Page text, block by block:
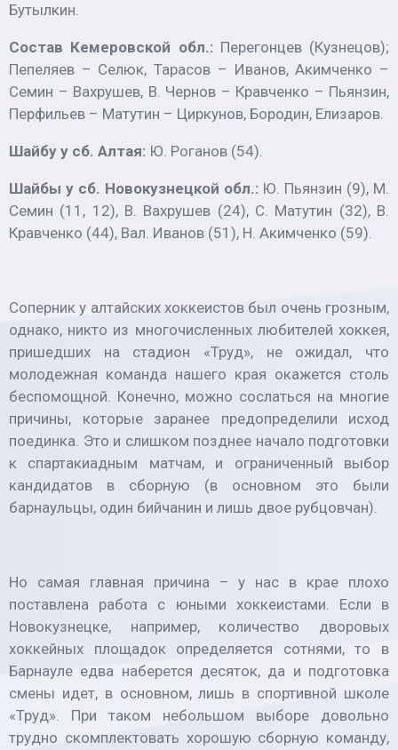
Бутылкин.
Состав Кемеровской обл.:Перегонцев (Кузнецов);
Пепеляев – Селюк, Тарасов – Иванов, Акимченко –
Семин – Вахрушев, В. Чернов – Кравченко – Пьянзин,
Перфильев – Матутин – Циркунов, Бородин, Елизаров.
Шайбу у сб. Алтая: Ю. Роганов (54).
Шайбы у сб. Новокузнецкой обл.:Ю. Пьянзин (9), М.
Семин (11, 12), В. Вахрушев (24), С. Матутин (32), В.
Кравченко (44), Вал. Иванов (51), Н. Акимченко (59).
Соперник у алтайских хоккеистов был очень грозным,
однако, никто из многочисленных любителей хоккея,
пришедших на стадион «Труд», не ожидал, что
молодежная команда нашего края окажется столь
беспомощной. Конечно, можно сослаться на многие
причины, которые заранее предопределили исход
поединка. Это и слишком позднее начало подготовки
к спартакиадным матчам, и ограниченный выбор
кандидатов в сборную (в основном это были
барнаульцы, один бийчанин и лишь двое рубцовчан).
Но самая главная причина – у нас в крае плохо
поставлена работа с юными хоккеистами. Если в
Новокузнецке, например, количество дворовых
хоккейных площадок определяется сотнями, то в
Барнауле едва наберется десяток, да и подготовка
смены идет, в основном, лишь в спортивной школе
«Труд». При таком небольшом выборе довольно
трудно скомплектовать хорошую сборную команду,